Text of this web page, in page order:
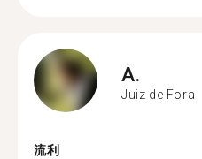
A.
Juiz de Fora
流利